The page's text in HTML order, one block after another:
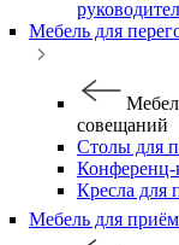
Мебель для
совещаний
Столы для
Конференц-
Кресла для
Мебель для